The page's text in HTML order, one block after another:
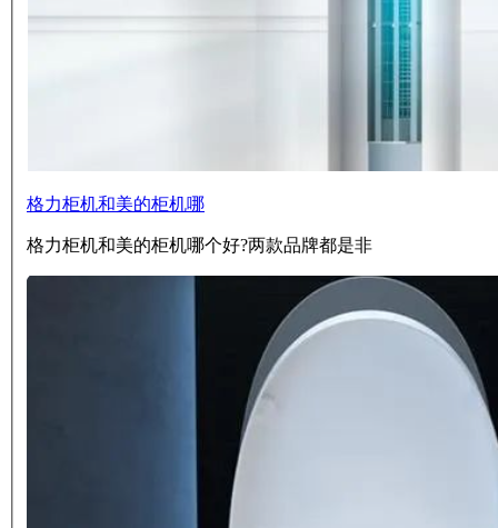
格力柜机和美的柜机哪
格力柜机和美的柜机哪个好?两款品牌都是非